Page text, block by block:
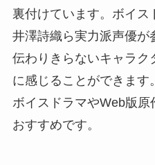
裏付けています。ボイス
井澤詩織ら実力派声優が
伝わりきらないキャラク
に感じることができます
ボイスドラマやWeb版原
おすすめです。